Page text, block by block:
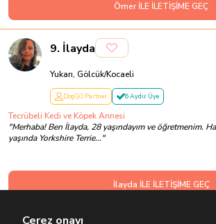
Ömer İLE İLETİŞİME GEÇ
9. İlayda
Yukarı, Gölcük/Kocaeli
DogGO Partner 6 Aydır Üye
Tecrübeli Kedi ve Köpek Annesi
"Merhaba! Ben İlayda, 28 yaşındayım ve öğretmenim.
yaşında Yorkshire Terrie..."
İlayda İLE İLETİŞİME GEÇ
Çerez onayı